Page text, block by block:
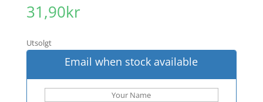
31,90kr
Utsolgt
Email when stock available